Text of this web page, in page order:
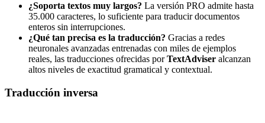
¿Soporta textos muy largos? La versión PRO admite hasta
35.000 caracteres, lo suficiente para traducir documentos
enteros sin interrupciones.
¿Qué tan precisa es la traducción? Gracias a redes
neuronales avanzadas entrenadas con miles de ejemplos
reales, las traducciones ofrecidas porTextAdviser alcanzan
altos niveles de exactitud gramatical y contextual.
Traducción inversa